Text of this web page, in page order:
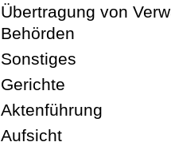
Übertragung von
Behörden
Sonstiges
Gerichte
Aktenführung
Aufsicht